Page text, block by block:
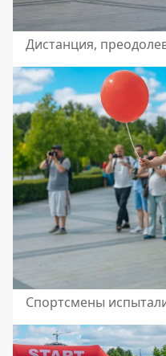
Дистанция,
Спортсмены